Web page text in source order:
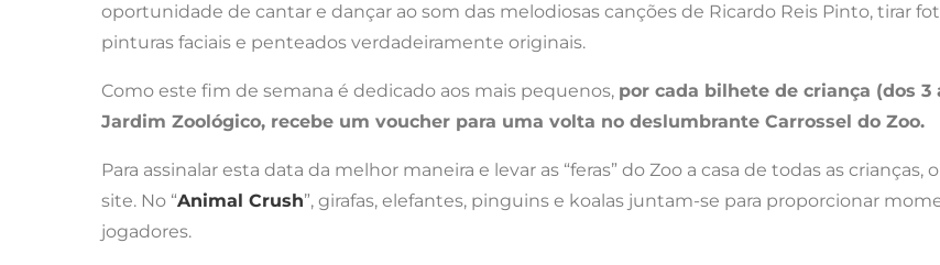
oportunidade de cantar e dançar ao som das melodiosas canções de Ricardo Reis Pinto, tirar
pinturas faciais e penteados verdadeiramente originais.
Como este fim de semana é dedicado aos mais pequenos, por cada bilhete de criança (dos 3
Jardim Zoológico, recebe um voucher para uma volta no deslumbrante Carrossel do Zoo.
Para assinalar esta data da melhor maneira e levar as “feras” do Zoo a casa de todas as
site. No “Animal Crush”, girafas, elefantes, pinguins e koalas juntam-se para proporcionar
jogadores.